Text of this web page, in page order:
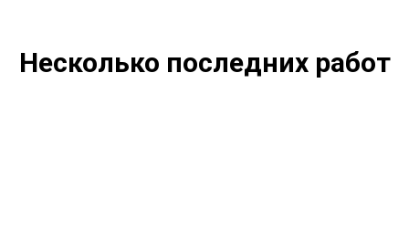
Несколько последних работ